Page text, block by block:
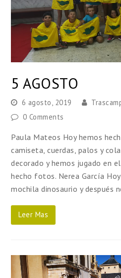
5 AGOSTO
6 agosto, 2019
0 Comments
Paula Mateos Hoy hemos
camiseta, cuerdas, palos y
decorado y hemos jugado en
hecho fotos. Nerea García
mochila dinosaurio y después
Leer Mas